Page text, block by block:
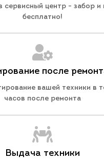
сервисный центр - забор и
бесплатно!
после
вашей техники в
часов после ремонта
Выдача техники